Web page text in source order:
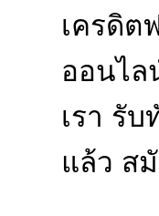
เครดิต
ออนไล
เรา รั
แล้ว ส